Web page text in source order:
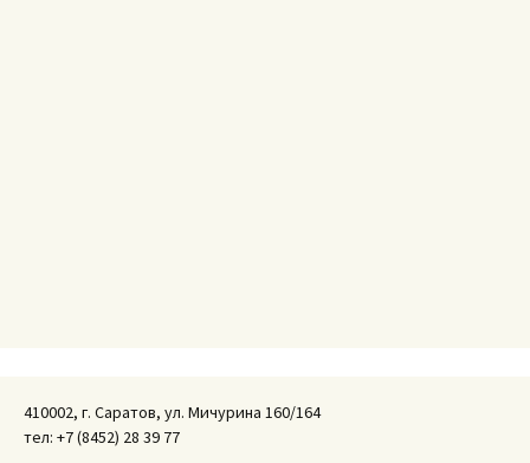
410002, г. Саратов, ул. Мичурина 160/164
тел: +7 (8452) 28 39 77